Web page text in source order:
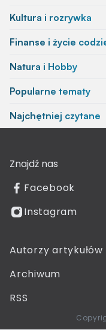
Kultura i rozrywka
Finanse i życie
Natura i Hobby
Popularne tematy
Najchętniej czytane
Znajdź nas
Facebook
Instagram
Autorzy artykułów
Archiwum
RSS